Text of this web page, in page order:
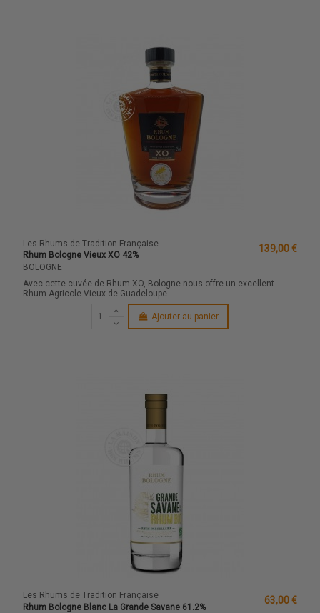
Les Rhums de Tradition Française
Rhum Bologne Vieux XO 42%
BOLOGNE
139,00 €
Avec cette cuvée de Rhum XO, Bologne nous offre un excellent
Rhum Agricole Vieux de Guadeloupe.
Ajouter au panier
Les Rhums de Tradition Française
Rhum Bologne Blanc La Grande Savane 61.2%
63,00 €